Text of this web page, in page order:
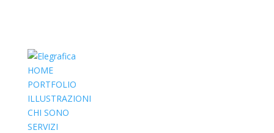
HOME
PORTFOLIO
ILLUSTRAZIONI
CHI SONO
SERVIZI